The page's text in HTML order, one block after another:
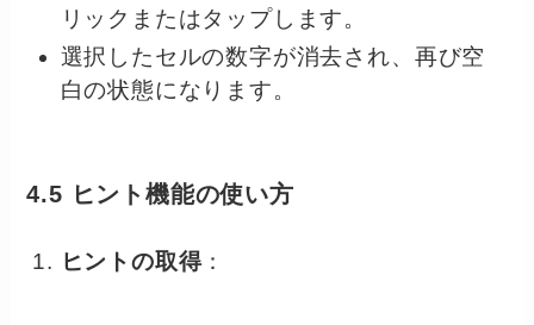
リックまたはタップします。
選択したセルの数字が消去され、再び空
白の状態になります。
4.5 ヒント機能の使い方
ヒントの取得：